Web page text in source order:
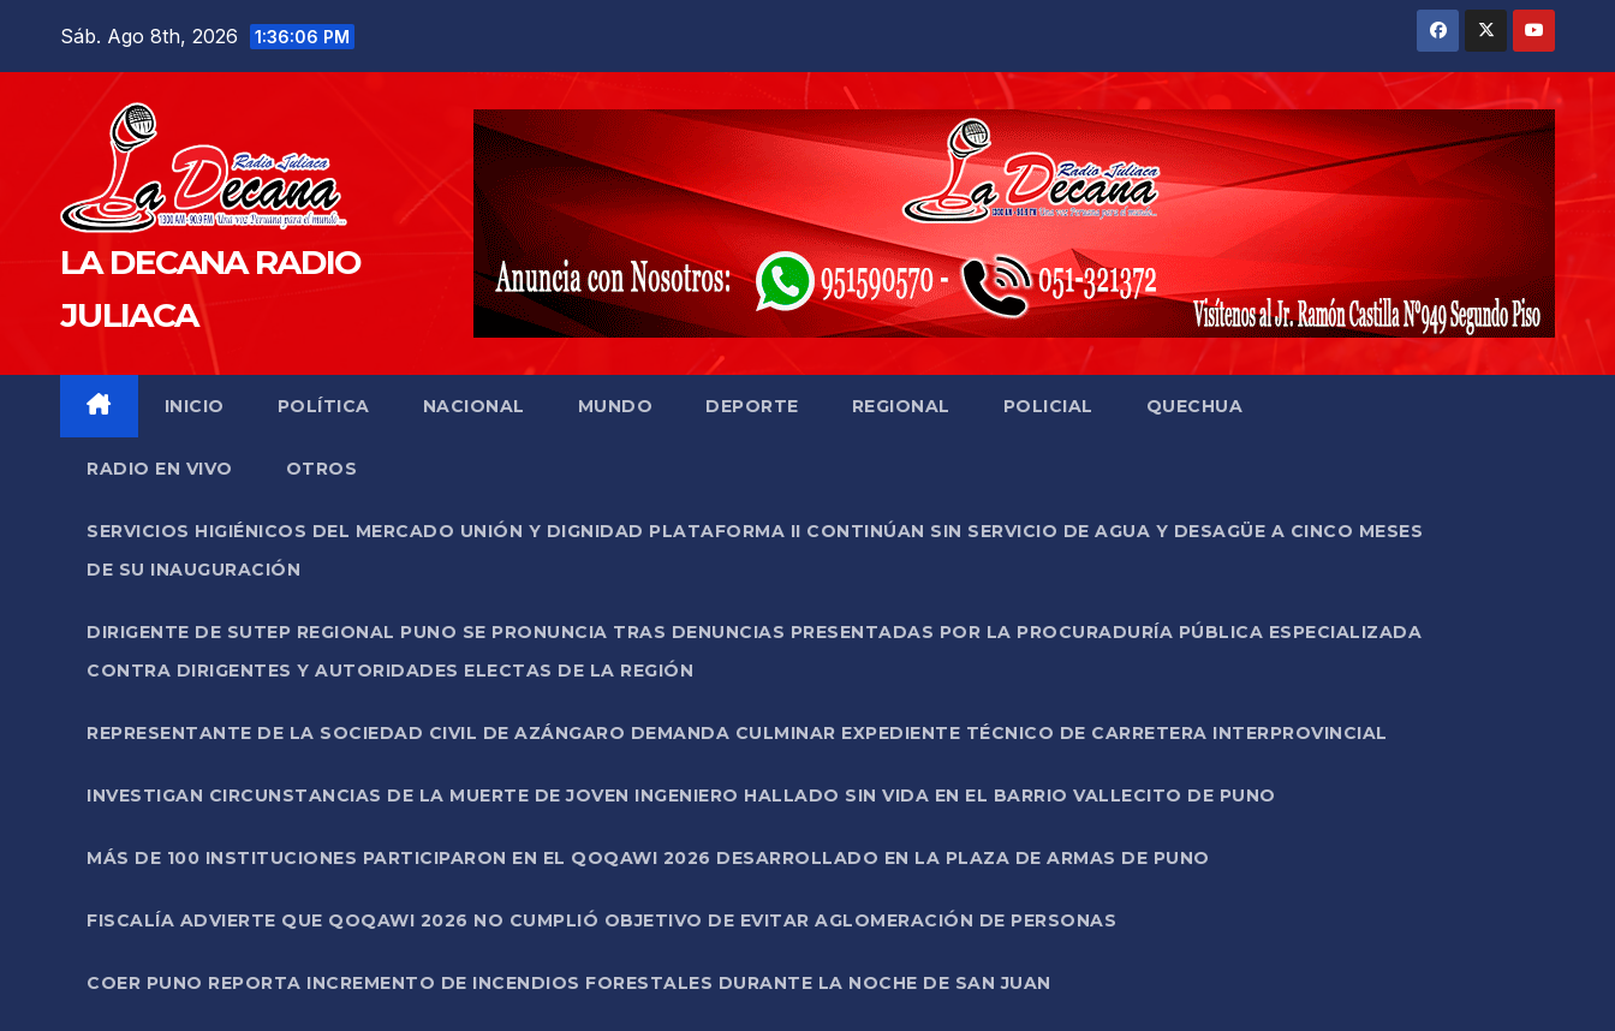
Sáb. Ago 8th, 2026 1:36:07 PM
LA DECANA RADIO
JULIACA
INICIO POLÍTICA NACIONAL MUNDO DEPORTE REGIONAL POLICIAL QUECHUA
RADIO EN VIVO OTROS
SERVICIOS HIGIÉNICOS DEL MERCADO UNIÓN Y DIGNIDAD PLATAFORMA II CONTINÚAN SIN SERVICIO DE AGUA Y DESAGÜE A CINCO MESES
DE SU INAUGURACIÓN
DIRIGENTE DE SUTEP REGIONAL PUNO SE PRONUNCIA TRAS DENUNCIAS PRESENTADAS POR LA PROCURADURÍA PÚBLICA ESPECIALIZADA
CONTRA DIRIGENTES Y AUTORIDADES ELECTAS DE LA REGIÓN
REPRESENTANTE DE LA SOCIEDAD CIVIL DE AZÁNGARO DEMANDA CULMINAR EXPEDIENTE TÉCNICO DE CARRETERA INTERPROVINCIAL
INVESTIGAN CIRCUNSTANCIAS DE LA MUERTE DE JOVEN INGENIERO HALLADO SIN VIDA EN EL BARRIO VALLECITO DE PUNO
MÁS DE 100 INSTITUCIONES PARTICIPARON EN EL QOQAWI 2026 DESARROLLADO EN LA PLAZA DE ARMAS DE PUNO
FISCALÍA ADVIERTE QUE QOQAWI 2026 NO CUMPLIÓ OBJETIVO DE EVITAR AGLOMERACIÓN DE PERSONAS
COER PUNO REPORTA INCREMENTO DE INCENDIOS FORESTALES DURANTE LA NOCHE DE SAN JUAN